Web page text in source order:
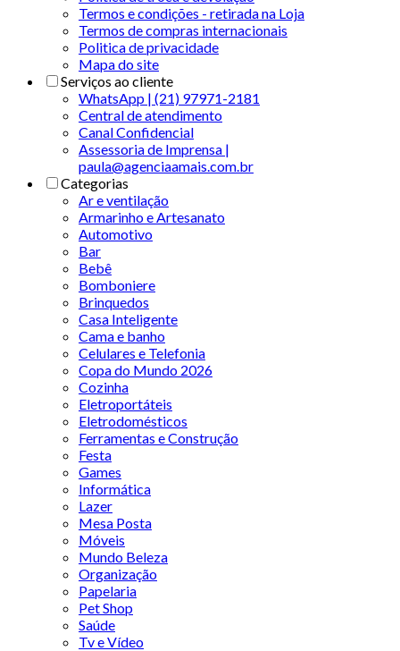
Termos e condições - retirada na Loja
Termos de compras internacionais
Politica de privacidade
Mapa do site
Serviços ao cliente
WhatsApp | (21) 97971-2181
Central de atendimento
Canal Confidencial
Assessoria de Imprensa |
paula@agenciaamais.com.br
Categorias
Ar e ventilação
Armarinho e Artesanato
Automotivo
Bar
Bebê
Bomboniere
Brinquedos
Casa Inteligente
Cama e banho
Celulares e Telefonia
Copa do Mundo 2026
Cozinha
Eletroportáteis
Eletrodomésticos
Ferramentas e Construção
Festa
Games
Informática
Lazer
Mesa Posta
Móveis
Mundo Beleza
Organização
Papelaria
Pet Shop
Saúde
Tv e Vídeo